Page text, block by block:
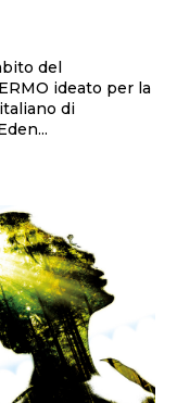
del
ideato per la
di